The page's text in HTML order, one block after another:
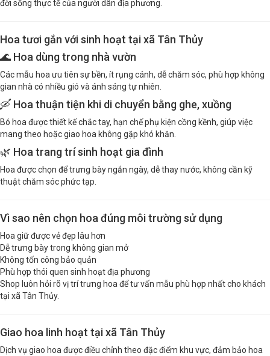
đời sống thực tế của người dân địa phương.
Hoa tươi gắn với sinh hoạt tại xã Tân Thủy
🌊 Hoa dùng trong nhà vườn
Các mẫu hoa ưu tiên sự bền, ít rụng cánh, dễ chăm sóc, phù hợp không
gian nhà có nhiều gió và ánh sáng tự nhiên.
🛶 Hoa thuận tiện khi di chuyển bằng ghe, xuồng
Bó hoa được thiết kế chắc tay, hạn chế phụ kiện cồng kềnh, giúp việc
mang theo hoặc giao hoa không gặp khó khăn.
🌿 Hoa trang trí sinh hoạt gia đình
Hoa được chọn để trưng bày ngắn ngày, dễ thay nước, không cần kỹ
thuật chăm sóc phức tạp.
Vì sao nên chọn hoa đúng môi trường sử dụng
Hoa giữ được vẻ đẹp lâu hơn
Dễ trưng bày trong không gian mở
Không tốn công bảo quản
Phù hợp thói quen sinh hoạt địa phương
Shop luôn hỏi rõ vị trí trưng hoa để tư vấn mẫu phù hợp nhất cho khách
tại xã Tân Thủy.
Giao hoa linh hoạt tại xã Tân Thủy
Dịch vụ giao hoa được điều chỉnh theo đặc điểm khu vực, đảm bảo hoa